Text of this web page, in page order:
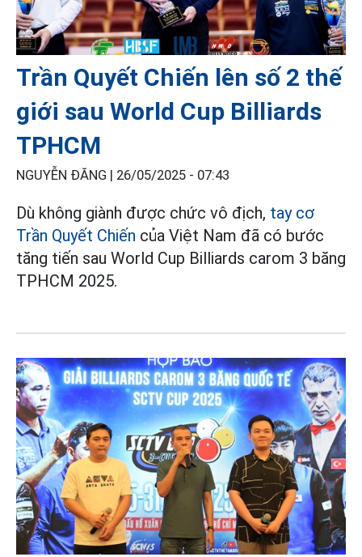
Trần Quyết Chiến lên số 2 thế
giới sau World Cup Billiards
TPHCM
NGUYỄN ĐĂNG | 26/05/2025 - 07:43
Dù không giành được chức vô địch, tay cơ
Trần Quyết Chiến của Việt Nam đã có bước
tăng tiến sau World Cup Billiards carom 3 băng
TPHCM 2025.